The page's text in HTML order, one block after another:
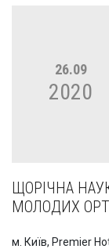
26.09
2020
ЩОРІЧНА
МОЛОДИХ
м. Київ, Premier